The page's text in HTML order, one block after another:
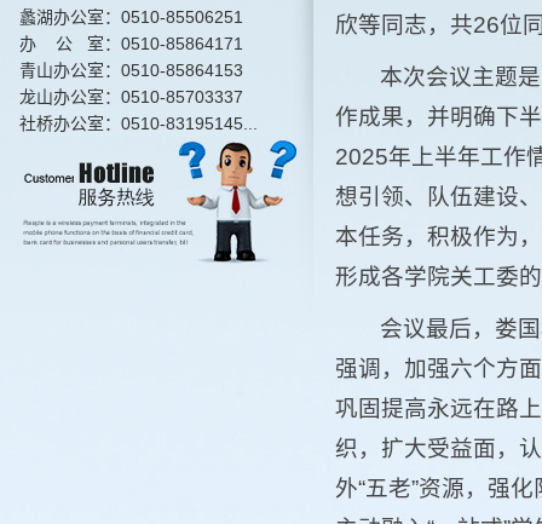
蠡湖办公室：0510-85506251
办 公 室：0510-85864171
青山办公室：0510-85864153
龙山办公室：0510-85703337
社桥办公室：0510-83195145...
欣等同志，共26位
本次会议主题
作成果，并明确下
2025年上半年工作
想引领、队伍建设
本任务，积极作为
形成各学院关工委
会议最后，娄
强调，加强六个方
巩固提高永远在路
织，扩大受益面，
外“五老”资源，强